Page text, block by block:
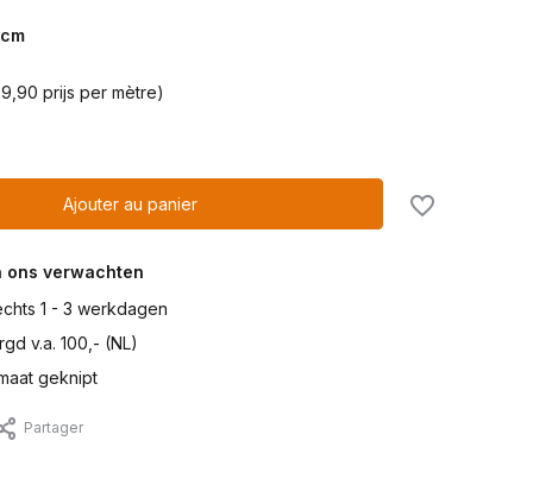
cm
prijs per mètre)
Ajouter au panier
ons verwachten
1 - 3 werkdagen
v.a. 100,- (NL)
geknipt
Partager